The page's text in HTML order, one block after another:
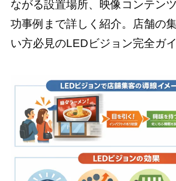
ながる設置場所、映像コンテン
功事例まで詳しく紹介。店舗の
い方必見のLEDビジョン完全ガイ